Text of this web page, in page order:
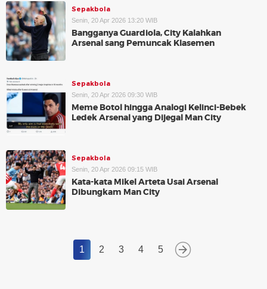
Sepakbola
Senin, 20 Apr 2026 13:20 WIB
Bangganya Guardiola, City Kalahkan
Arsenal sang Pemuncak Klasemen
Sepakbola
Senin, 20 Apr 2026 09:30 WIB
Meme Botol hingga Analogi Kelinci-Bebek
Ledek Arsenal yang Dijegal Man City
Sepakbola
Senin, 20 Apr 2026 09:15 WIB
Kata-kata Mikel Arteta Usai Arsenal
Dibungkam Man City
1 2 3 4 5